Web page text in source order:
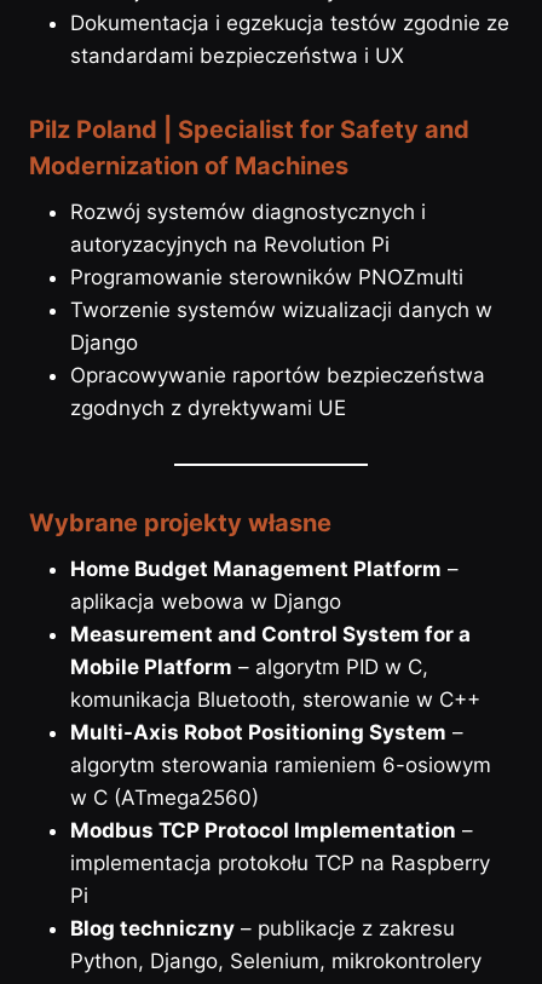
Dokumentacja i egzekucja testów zgodnie ze
standardami bezpieczeństwa i UX
Pilz Poland | Specialist for Safety and
Modernization of Machines
Rozwój systemów diagnostycznych i
autoryzacyjnych na Revolution Pi
Programowanie sterowników PNOZmulti
Tworzenie systemów wizualizacji danych w
Django
Opracowywanie raportów bezpieczeństwa
zgodnych z dyrektywami UE
Wybrane projekty własne
Home Budget Management Platform –
aplikacja webowa w Django
Measurement and Control System for a
Mobile Platform – algorytm PID w C,
komunikacja Bluetooth, sterowanie w C++
Multi-Axis Robot Positioning System –
algorytm sterowania ramieniem 6-osiowym
w C (ATmega2560)
Modbus TCP Protocol Implementation –
implementacja protokołu TCP na Raspberry
Pi
Blog techniczny – publikacje z zakresu
Python, Django, Selenium, mikrokontrolery